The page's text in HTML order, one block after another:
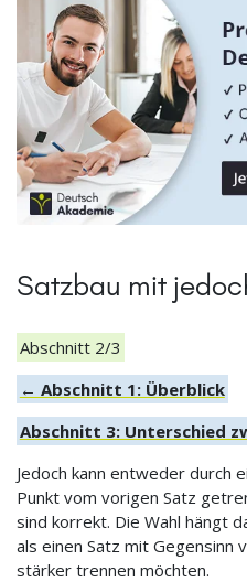
Satzbau mit
Abschnitt 2/3
← Abschnitt 1: Überblick
Abschnitt 3: Unterschied
Jedoch kann entweder durch
Punkt vom vorigen Satz
sind korrekt. Die Wahl hängt
als einen Satz mit Gegensinn
stärker trennen möchten.